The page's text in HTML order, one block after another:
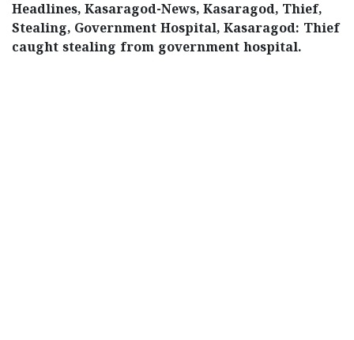
Headlines, Kasaragod-News, Kasaragod, Thief,
Stealing, Government Hospital, Kasaragod: Thief
caught stealing from government hospital.